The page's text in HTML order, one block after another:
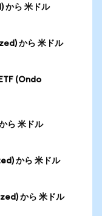
ら 米ドル
から 米ドル
(Ondo
ら 米ドル
から 米ドル
から 米ドル